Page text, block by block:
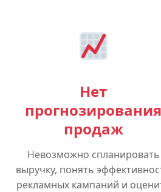
Нет
прогнозирования
продаж
Невозможно спланировать
выручку, понять
рекламных кампаний и